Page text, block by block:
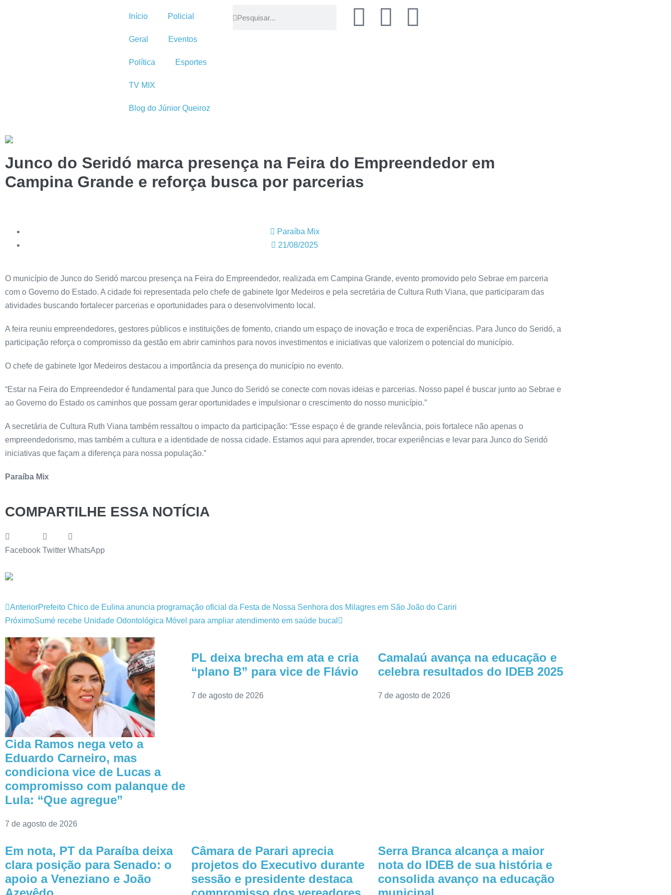
Início Policial
Geral Eventos
Política Esportes
TV MIX
Blog do Júnior Queiroz
Junco do Seridó marca presença na Feira do Empreendedor em
Campina Grande e reforça busca por parcerias
Paraíba Mix
21/08/2025
O município de Junco do Seridó marcou presença na Feira do Empreendedor, realizada em Campina Grande, evento promovido pelo Sebrae em parceria
com o Governo do Estado. A cidade foi representada pelo chefe de gabinete Igor Medeiros e pela secretária de Cultura Ruth Viana, que participaram das
atividades buscando fortalecer parcerias e oportunidades para o desenvolvimento local.
A feira reuniu empreendedores, gestores públicos e instituições de fomento, criando um espaço de inovação e troca de experiências. Para Junco do Seridó, a
participação reforça o compromisso da gestão em abrir caminhos para novos investimentos e iniciativas que valorizem o potencial do município.
O chefe de gabinete Igor Medeiros destacou a importância da presença do município no evento.
“Estar na Feira do Empreendedor é fundamental para que Junco do Seridó se conecte com novas ideias e parcerias. Nosso papel é buscar junto ao Sebrae e
ao Governo do Estado os caminhos que possam gerar oportunidades e impulsionar o crescimento do nosso município.”
A secretária de Cultura Ruth Viana também ressaltou o impacto da participação: “Esse espaço é de grande relevância, pois fortalece não apenas o
empreendedorismo, mas também a cultura e a identidade de nossa cidade. Estamos aqui para aprender, trocar experiências e levar para Junco do Seridó
iniciativas que façam a diferença para nossa população.”
Paraíba Mix
COMPARTILHE ESSA NOTÍCIA
Facebook Twitter WhatsApp
AnteriorPrefeito Chico de Eulina anuncia programação oficial da Festa de Nossa Senhora dos Milagres em São João do Cariri
PróximoSumé recebe Unidade Odontológica Móvel para ampliar atendimento em saúde bucal
Cida Ramos nega veto a
Eduardo Carneiro, mas
condiciona vice de Lucas a
compromisso com palanque de
Lula: “Que agregue”
7 de agosto de 2026
PL deixa brecha em ata e cria
“plano B” para vice de Flávio
7 de agosto de 2026
Camalaú avança na educação e
celebra resultados do IDEB 2025
7 de agosto de 2026
Em nota, PT da Paraíba deixa
clara posição para Senado: o
apoio a Veneziano e João
Câmara de Parari aprecia
projetos do Executivo durante
sessão e presidente destaca
Serra Branca alcança a maior
nota do IDEB de sua história e
consolida avanço na educação